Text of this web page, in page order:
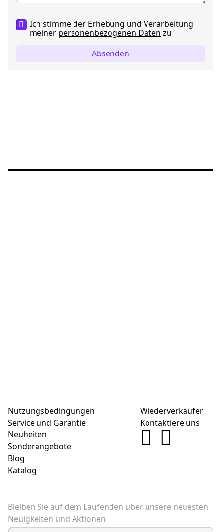
Ich stimme der Erhebung und Verarbeitung
meiner personenbezogenen Daten zu
Absenden
Nutzungsbedingungen
Service und Garantie
Neuheiten
Sonderangebote
Blog
Katalog
Wiederverkäufer
Kontaktiere uns
Bleiben Sie auf dem Laufenden über unsere neuesten
Neuigkeiten und Aktionen